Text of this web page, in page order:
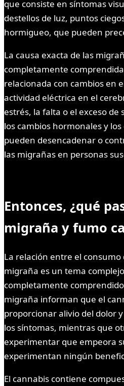
que consiste en síntomas
destellos de luz, puntos
hormigueo, que pueden
La causa exacta de las
completamente
relacionada con cambios en
actividad eléctrica en el
estrés, la falta o el exceso
los cambios hormonales y
pueden desencadenar o
las migrañas en personas
Entonces, ¿qué
migraña y fumo
La relación entre el consumo
migraña es un tema
completamente
migraña informan que el
proporcionar alivio del dolor
los síntomas, mientras que
experimentar que empeora
experimentan ningún
El cannabis contiene